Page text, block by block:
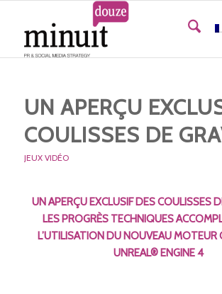
UN APERÇU
COULISSES DE
JEUX VIDÉO
UN APERÇU EXCLUSIF DES COULISSES
LES PROGRÈS TECHNIQUES
L’UTILISATION DU NOUVEAU MOTEUR
UNREAL® ENGINE 4